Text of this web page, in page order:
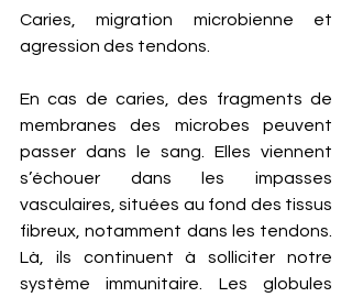
Caries, migration microbienne et
agression des tendons.
En cas de caries, des fragments de
membranes des microbes peuvent
passer dans le sang. Elles viennent
s’échouer dans les impasses
vasculaires, situées au fond des tissus
fibreux, notamment dans les tendons.
Là, ils continuent à solliciter notre
système immunitaire. Les globules